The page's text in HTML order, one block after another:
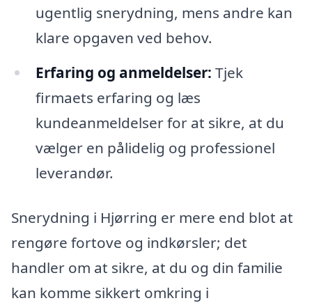
ugentlig snerydning, mens andre kan
klare opgaven ved behov.
Erfaring og anmeldelser: Tjek
firmaets erfaring og læs
kundeanmeldelser for at sikre, at du
vælger en pålidelig og professionel
leverandør.
Snerydning i Hjørring er mere end blot at
rengøre fortove og indkørsler; det
handler om at sikre, at du og din familie
kan komme sikkert omkring i